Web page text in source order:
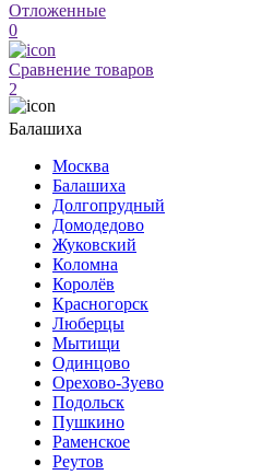
Отложенные
0
Сравнение товаров
2
Балашиха
Москва
Балашиха
Долгопрудный
Домодедово
Жуковский
Коломна
Королёв
Красногорск
Люберцы
Мытищи
Одинцово
Орехово-Зуево
Подольск
Пушкино
Раменское
Реутов